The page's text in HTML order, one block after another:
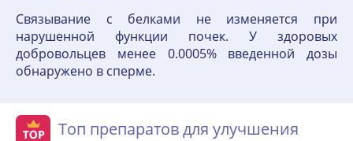
Связывание с белками не изменяется при
нарушенной функции почек. У здоровых
добровольцев менее 0.0005% введенной дозы
обнаружено в сперме.
Топ препаратов для улучшения